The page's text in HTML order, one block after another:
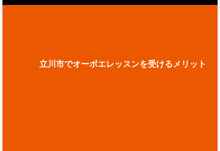
立川市でオーボエレッスンを受けるメリット